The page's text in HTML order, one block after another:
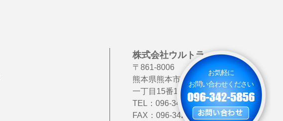
株式会社ウルトラック
〒861-8006
熊本県熊本市北区龍田
一丁目15番111号
TEL： 096-342-5856
FAX：096-342-5857
お気軽に
お問い合わせください